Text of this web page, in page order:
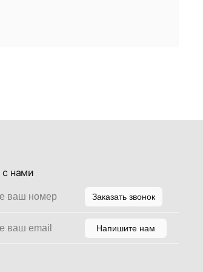
с нами
Заказать звонок
Напишите нам